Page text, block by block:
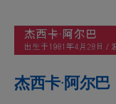
杰西卡·阿尔